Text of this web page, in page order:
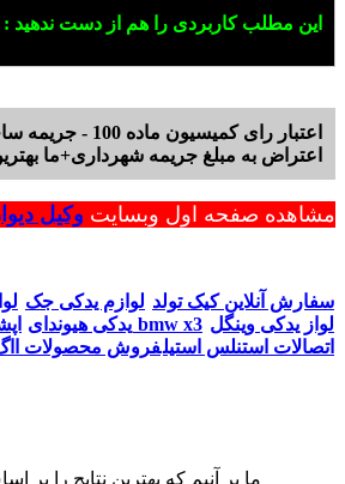
این مطلب کاربردی را هم از دست ندهید :
اعتبار رای کمیسیون ماده 100 - جریمه ساخت بدون پروانه09125253824 - وکیل کمیسیون ماده 100
اعتراض به مبلغ جریمه شهرداری+ما
مشاهده صفحه اول وبسایت وکیل
سفارش آنلاین کیک تولد لوازم یدکی جک
یدکی هیوندای مانیتور تصویری bmw x3 لواز یدکی وینگل
اتصالات استنلس استیلفروش محصولات